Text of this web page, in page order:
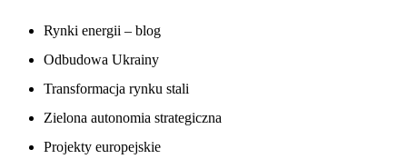
Rynki energii – blog
Odbudowa Ukrainy
Transformacja rynku stali
Zielona autonomia strategiczna
Projekty europejskie